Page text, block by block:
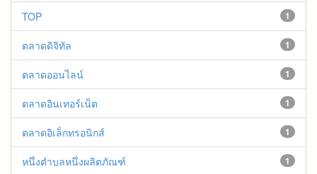
1
TOP
1
ตลาดดิจิทัล
1
ตลาดออนไลน์
1
ตลาดอินเทอร์เน็ต
1
ตลาดอิเล็กทรอนิกส์
1
หนึ่งตำบลหนึ่งผลิตภัณฑ์